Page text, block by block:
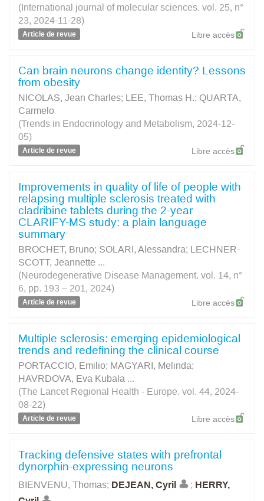
(International journal of molecular sciences. vol. 25, n°
23, 2024-11-28)
Article de revue Libre accès
Can brain neurons change identity? Lessons
from obesity
NICOLAS, Jean Charles; LEE, Thomas H.; QUARTA,
Carmelo
(Trends in Endocrinology and Metabolism, 2024-12-
05)
Article de revue Libre accès
Improvements in quality of life of people with
relapsing multiple sclerosis treated with
cladribine tablets during the 2-year
CLARIFY-MS study: a plain language
summary
BROCHET, Bruno; SOLARI, Alessandra; LECHNER-
SCOTT, Jeannette ...
(Neurodegenerative Disease Management. vol. 14, n°
6, pp. 193 – 201, 2024)
Article de revue Libre accès
Multiple sclerosis: emerging epidemiological
trends and redefining the clinical course
PORTACCIO, Emilio; MAGYARI, Melinda;
HAVRDOVA, Eva Kubala ...
(The Lancet Regional Health - Europe. vol. 44, 2024-
08-22)
Article de revue Libre accès
Tracking defensive states with prefrontal
dynorphin-expressing neurons
BIENVENU, Thomas; DEJEAN, Cyril ; HERRY,